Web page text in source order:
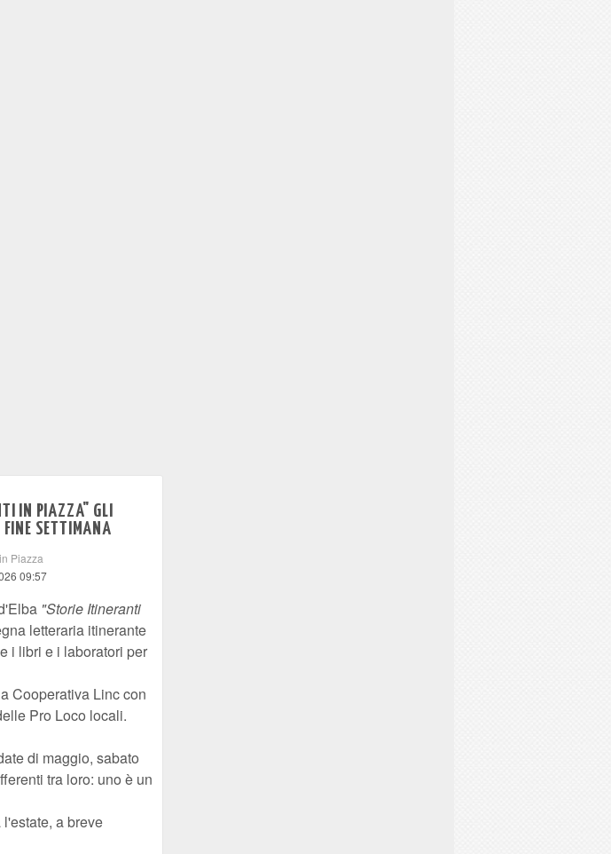
IN PIAZZA" GLI
FINE SETTIMANA
Piazza
09:57
"Storie Itineranti
letteraria itinerante
i libri e i laboratori per
Cooperativa Linc con
Pro Loco locali.
di maggio, sabato
tra loro: uno è un
a breve